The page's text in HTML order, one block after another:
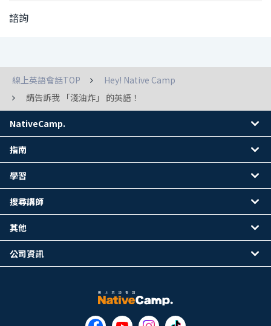
諮詢
線上英語會話TOP
Hey! Native Camp
請告訴我 「淺油炸」 的英語！
NativeCamp.
指南
學習
搜尋講師
其他
公司資訊